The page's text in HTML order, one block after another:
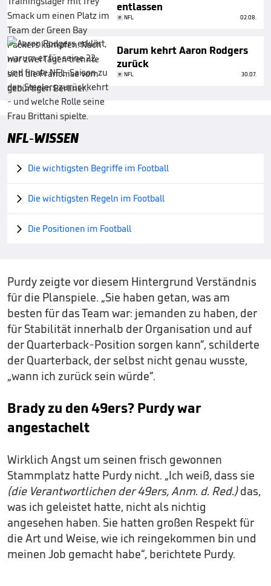
entlassen
NFL 02.08.
Darum kehrt Aaron Rodgers
zurück
NFL 30.07.
NFL-WISSEN
 Die wichtigsten Begriffe im Football
 Die wichtigsten Regeln im Football
 Die Positionen im Football
Purdy zeigte vor diesem Hintergrund Verständnis
für die Planspiele. „Sie haben getan, was am
besten für das Team war: jemanden zu haben, der
für Stabilität innerhalb der Organisation und auf
der Quarterback-Position sorgen kann“, schilderte
der Quarterback, der selbst nicht genau wusste,
„wann ich zurück sein würde“.
Brady zu den 49ers? Purdy war
angestachelt
Wirklich Angst um seinen frisch gewonnen
Stammplatz hatte Purdy nicht. „Ich weiß, dass sie
(die Verantwortlichen der 49ers, Anm. d. Red.)das,
was ich geleistet hatte, nicht als nichtig
angesehen haben. Sie hatten großen Respekt für
die Art und Weise, wie ich reingekommen bin und
meinen Job gemacht habe“, berichtete Purdy.